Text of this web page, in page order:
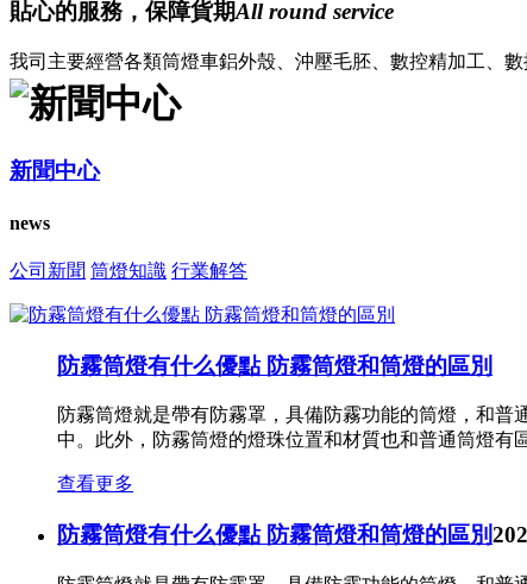
查看更多
燈具不清洗危害2021/9/
影響美觀：這是基本的危害，金子也怕蒙塵。
查看更多
優良的品質，合理的價格，完善的服務
打造高旗五金的宏偉藍圖
中山市高旗五金制品有限公司座落于中山市.橫欄，環
花燈外殼毛胚的廠商。經過多年發展，技術、設備的積
類筒燈車鋁外殼、沖壓毛胚、數控精加工、數控切割、